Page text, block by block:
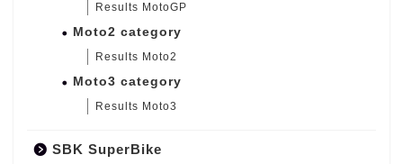
Results MotoGP
Moto2 category
Results Moto2
Moto3 category
Results Moto3
SBK SuperBike